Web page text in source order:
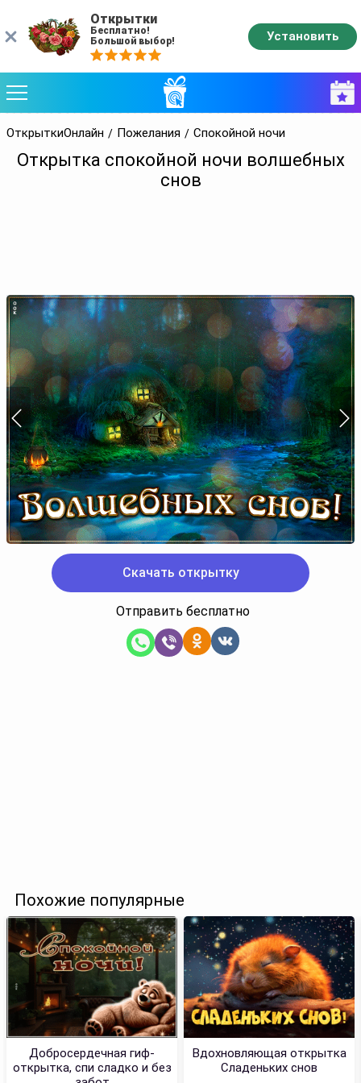
ОткрыткиОнлайн Пожелания Спокойной ночи
Открытка спокойной ночи волшебных
снов
Скачать открытку
Отправить бесплатно
Похожие популярные
Добросердечная гиф-
открытка, спи сладко и без
Вдохновляющая открытка
Сладеньких снов
Открытки
Бесплатно!
Большой выбор!
Установить